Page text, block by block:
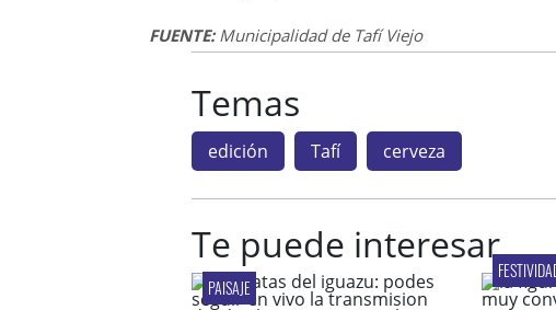
FUENTE:Municipalidad de Tafí Viejo
Temas
edición Tafí cerveza
Te puede interesar
PAISAJE